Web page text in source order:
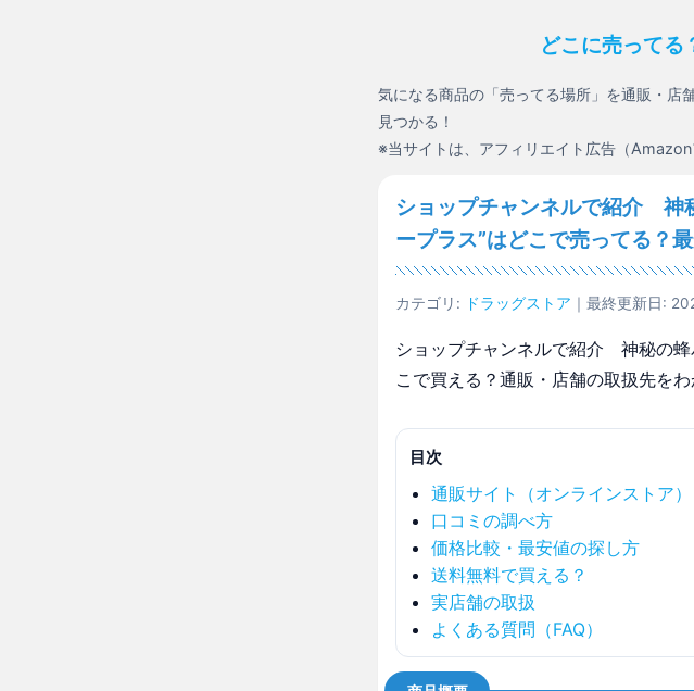
どこに売ってる
気になる商品の「売ってる場所」を通販・店
見つかる！
※当サイトは、アフィリエイト広告（Amazon
ショップチャンネルで紹介 神
ープラス”はどこで売ってる？
カテゴリ: ドラッグストア ｜最終更新日:
ショップチャンネルで紹介 神秘の蜂
こで買える？通販・店舗の取扱先をわ
目次
通販サイト（オンラインストア）
口コミの調べ方
価格比較・最安値の探し方
送料無料で買える？
実店舗の取扱
よくある質問（FAQ）